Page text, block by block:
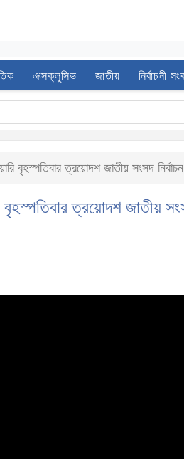
এক্সক্লুসিভ জাতীয় নির্বাচনী
বৃহস্পতিবার ত্রয়োদশ জাতীয় সংসদ
ত্রয়োদশ জাতীয়